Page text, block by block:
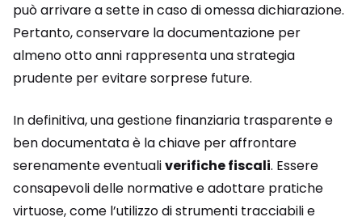
può arrivare a sette in caso di omessa dichiarazione.
Pertanto, conservare la documentazione per
almeno otto anni rappresenta una strategia
prudente per evitare sorprese future.
In definitiva, una gestione finanziaria trasparente e
ben documentata è la chiave per affrontare
serenamente eventualiverifiche fiscali. Essere
consapevoli delle normative e adottare pratiche
virtuose, come l’utilizzo di strumenti tracciabili e